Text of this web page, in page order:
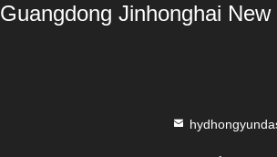
Guangdong Jinhonghai